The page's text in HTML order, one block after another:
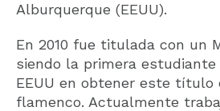
Alburquerque (EEUU).
En 2010 fue titulada con un
siendo la primera
EEUU en obtener este título
flamenco. Actualmente